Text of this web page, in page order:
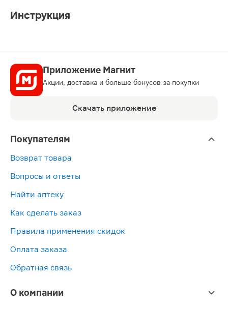
Инструкция
Приложение Магнит
Акции, доставка и больше бонусов за покупки
Скачать приложение
Покупателям
Возврат товара
Вопросы и ответы
Найти аптеку
Как сделать заказ
Правила применения скидок
Оплата заказа
Обратная связь
О компании